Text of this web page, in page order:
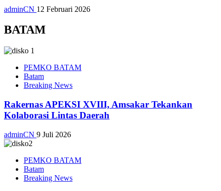
adminCN 12 Februari 2026
BATAM
PEMKO BATAM
Batam
Breaking News
Rakernas APEKSI XVIII, Amsakar Tekankan
Kolaborasi Lintas Daerah
adminCN 9 Juli 2026
PEMKO BATAM
Batam
Breaking News